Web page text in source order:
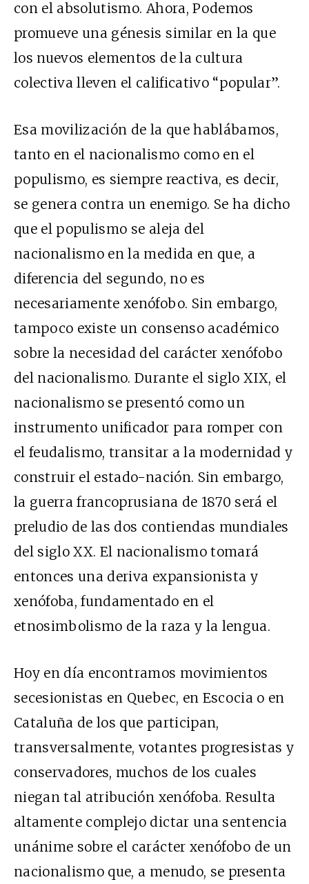
con el absolutismo. Ahora, Podemos
promueve una génesis similar en la que
los nuevos elementos de la cultura
colectiva lleven el calificativo “popular”.
Esa movilización de la que hablábamos,
tanto en el nacionalismo como en el
populismo, es siempre reactiva, es decir,
se genera contra un enemigo. Se ha dicho
que el populismo se aleja del
nacionalismo en la medida en que, a
diferencia del segundo, no es
necesariamente xenófobo. Sin embargo,
tampoco existe un consenso académico
sobre la necesidad del carácter xenófobo
del nacionalismo. Durante el siglo XIX, el
nacionalismo se presentó como un
instrumento unificador para romper con
el feudalismo, transitar a la modernidad y
construir el estado-nación. Sin embargo,
la guerra francoprusiana de 1870 será el
preludio de las dos contiendas mundiales
del siglo XX. El nacionalismo tomará
entonces una deriva expansionista y
xenófoba, fundamentado en el
etnosimbolismo de la raza y la lengua.
Hoy en día encontramos movimientos
secesionistas en Quebec, en Escocia o en
Cataluña de los que participan,
transversalmente, votantes progresistas y
conservadores, muchos de los cuales
niegan tal atribución xenófoba. Resulta
altamente complejo dictar una sentencia
unánime sobre el carácter xenófobo de un
nacionalismo que, a menudo, se presenta